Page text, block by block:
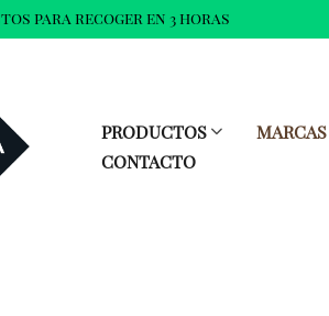
para recoger en 3 horas
PRODUCTOS MARCAS
CONTACTO